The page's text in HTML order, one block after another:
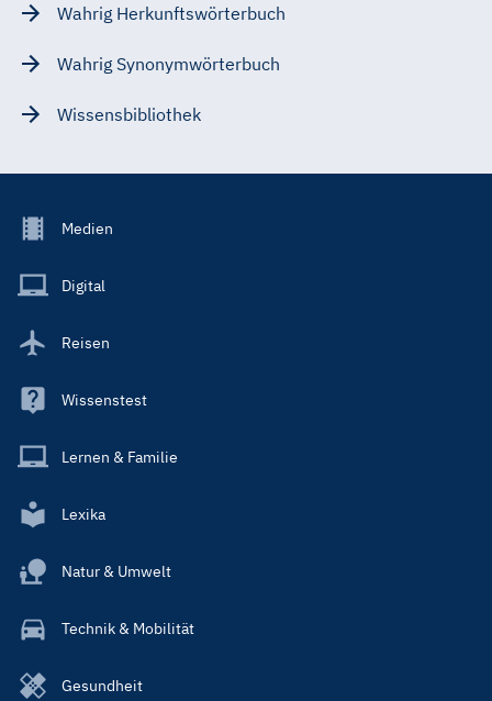
Wahrig Herkunftswörterbuch
Wahrig Synonymwörterbuch
Wissensbibliothek
Footer
Main
Medien
Digital
Reisen
Wissenstest
Lernen & Familie
Lexika
Natur & Umwelt
Technik & Mobilität
Gesundheit